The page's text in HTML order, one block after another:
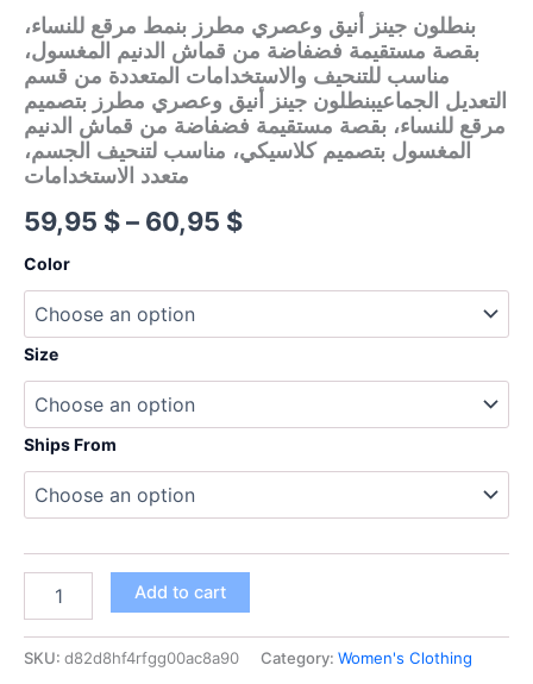
بنطلون جينز أنيق وعصري مطرز بنمط مرقع للنساء،
بقصة مستقيمة فضفاضة من قماش الدنيم المغسول،
مناسب للتنحيف والاستخدامات المتعددة من قسم
التعديل الجماعيبنطلون جينز أنيق وعصري مطرز بتصميم
مرقع للنساء، بقصة مستقيمة فضفاضة من قماش الدنيم
المغسول بتصميم كلاسيكي، مناسب لتنحيف الجسم،
متعدد الاستخدامات
59,95 $– 60,95 $Price
through
60,95 $
Color
Size
Ships From
وعصري
Add to cart
SKU: d82d8hf4rfgg00ac8a90 Category: Women's Clothing